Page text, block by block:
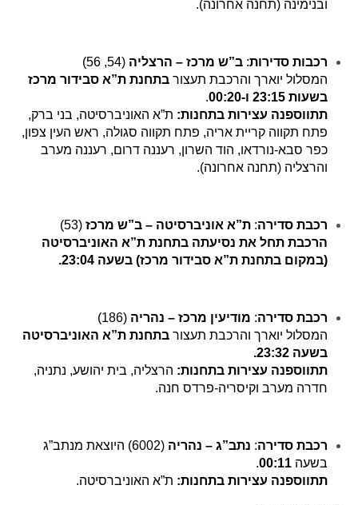
ובנימינה (תחנה אחרונה).
רכבות סדירות: ב”ש מרכז – הרצליה (54, 56)
המסלול יוארך והרכבת תעצור בתחנת ת”א סבידור מרכז
בשעות 23:15 ו-00:20
.
תתווספנה עצירות בתחנות: ת”א האוניברסיטה, בני ברק,
פתח תקווה קריית אריה, פתח תקווה סגולה, ראש העין צפון,
כפר סבא-נורדאו, הוד השרון, רעננה דרום, רעננה מערב
והרצליה (תחנה אחרונה).
רכבת סדירה: ת”א אוניברסיטה – ב”ש מרכז (53)
הרכבת תחל את נסיעתה בתחנת ת”א האוניברסיטה
(במקום בתחנת ת”א סבידור מרכז) בשעה 23:04.
רכבת סדירה: מודיעין מרכז – נהריה (186)
המסלול יוארך והרכבת תעצור בתחנת ת”א האוניברסיטה
בשעה 23:32.
תתווספנה עצירות בתחנות: הרצליה, בית יהושע, נתניה,
חדרה מערב וקיסריה-פרדס חנה.
רכבת סדירה: נתב”ג – נהריה
(6002) היוצאת מנתב”ג
בשעה 00:11
.
תתווספנה עצירות בתחנות: ת”א האוניברסיטה.